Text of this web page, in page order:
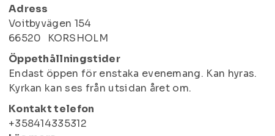
Adress
Voitbyvägen 154
66520
KORSHOLM
Öppethållningstider
Endast öppen för enstaka evenemang. Kan hyras.
Kyrkan kan ses från utsidan året om.
Kontakt telefon
+358414335312